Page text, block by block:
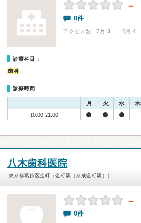
－
0件
アクセス数 7月:3 | 6月:4
診療科目：
歯科
診療時間
月 火 水 木
10:00-21:00
八木歯科医院
東京都葛飾区金町（金町駅（京成金町駅））
－
0件